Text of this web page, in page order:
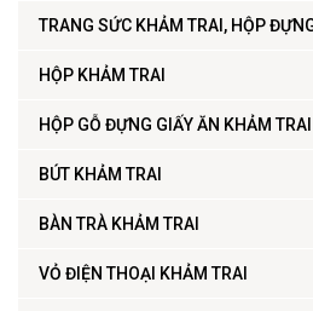
TRANG SỨC KHẢM TRAI, HỘP
HỘP KHẢM TRAI
HỘP GỖ ĐỰNG GIẤY ĂN KHẢM TRAI
BÚT KHẢM TRAI
BÀN TRÀ KHẢM TRAI
VỎ ĐIỆN THOẠI KHẢM TRAI